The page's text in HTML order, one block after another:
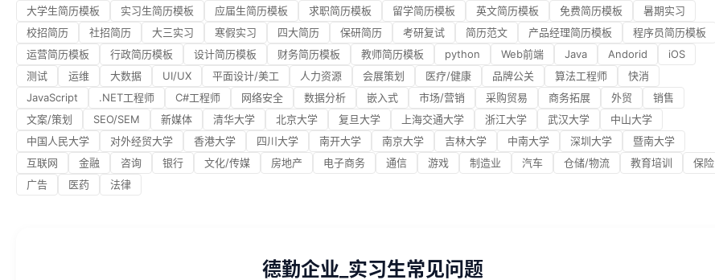
大学生简历模板 实习生简历模板 应届生简历模板 求职简历模板 留学简历模板 英文简历模板 免费简历模板
暑期实习
校招简历
社招简历 大三实习 寒假实习 四大简历 保研简历 考研复试 简历范文 产品经理简历模板
程序员简历模板
运营简历模板
行政简历模板 设计简历模板 财务简历模板 教师简历模板 python Web前端 Java Andorid
iOS
测试
运维 大数据 UI/UX 平面设计/美工 人力资源 会展策划 医疗/健康 品牌公关 算法工程师
快消
JavaScript
.NET工程师 C#工程师 网络安全 数据分析 嵌入式 市场/营销 采购贸易 商务拓展 外贸
销售
文案/策划
SEO/SEM 新媒体 清华大学 北京大学 复旦大学 上海交通大学 浙江大学 武汉大学
中山大学
中国人民大学
对外经贸大学 香港大学 四川大学 南开大学 南京大学 吉林大学 中南大学 深圳大学
暨南大学
互联网
金融 咨询 银行 文化/传媒 房地产 电子商务 通信 游戏 制造业 汽车 仓储/物流 教育培训
保险
广告
医药 法律
德勤企业_实习生常见问题